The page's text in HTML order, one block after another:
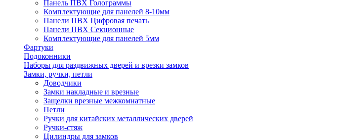
Панель ПВХ Голограммы
Комплектующие для панелей 8-10мм
Панели ПВХ Цифровая печать
Панели ПВХ Секционные
Комплектующие для панелей 5мм
Фартуки
Подоконники
Наборы для раздвижных дверей и врезки замков
Замки, ручки, петли
Доводчики
Замки накладные и врезные
Защелки врезные межкомнатные
Петли
Ручки для китайских металлических дверей
Ручки-стяж
Цилиндры для замков